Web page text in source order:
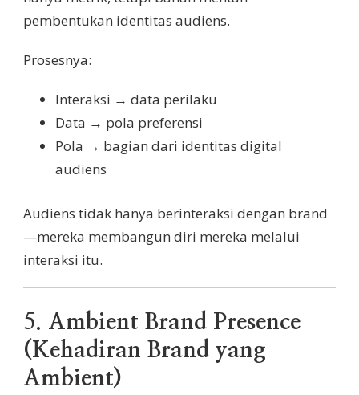
pembentukan identitas audiens.
Prosesnya:
Interaksi → data perilaku
Data → pola preferensi
Pola → bagian dari identitas digital
audiens
Audiens tidak hanya berinteraksi dengan brand
—mereka membangun diri mereka melalui
interaksi itu.
5. Ambient Brand Presence
(Kehadiran Brand yang
Ambient)